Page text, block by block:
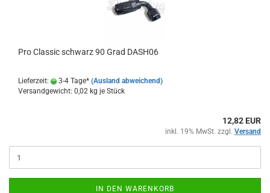
Pro Clas­sic schwarz 90 Grad DASH06
Lieferzeit: 3-4 Tage* (Ausland abweichend)
Versandgewicht: 0,02 kg je Stück
12,82 EUR
inkl. 19% MwSt. zzgl. Versand
IN DEN WARENKORB